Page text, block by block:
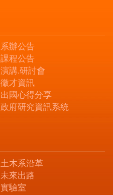
系辦公告
課程公告
演講.研討會
徵才資訊
出國心得分享
政府研究資訊系統
土木系沿革
未來出路
實驗室